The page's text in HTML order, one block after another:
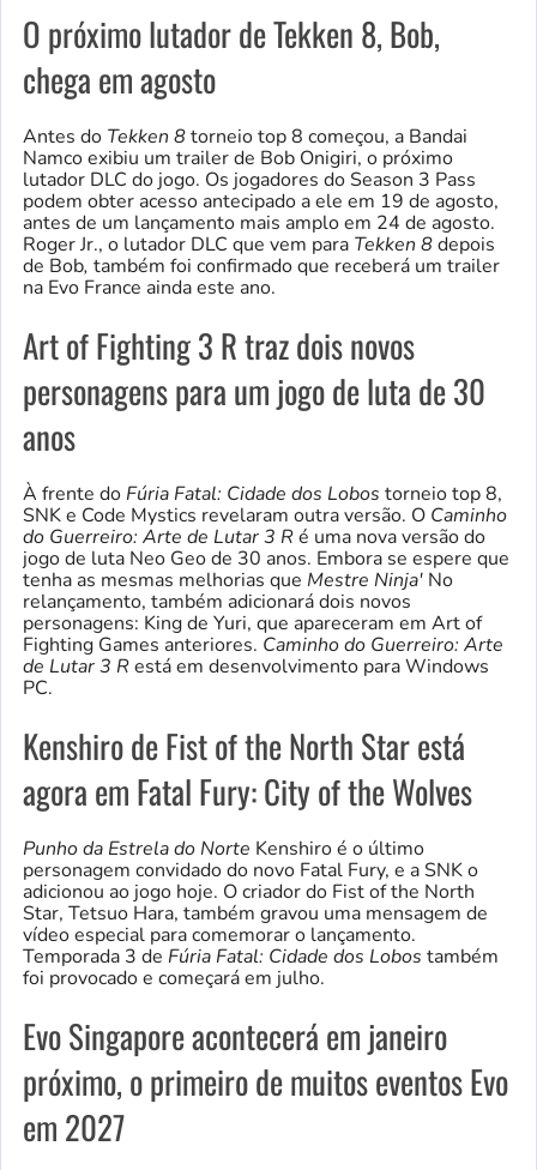
O próximo lutador de Tekken 8, Bob,
chega em agosto
Antes do Tekken 8torneio top 8 começou, a Bandai
Namco exibiu um trailer de Bob Onigiri, o próximo
lutador DLC do jogo. Os jogadores do Season 3 Pass
podem obter acesso antecipado a ele em 19 de agosto,
antes de um lançamento mais amplo em 24 de agosto.
Roger Jr., o lutador DLC que vem para Tekken 8depois
de Bob, também foi confirmado que receberá um trailer
na Evo France ainda este ano.
Art of Fighting 3 R traz dois novos
personagens para um jogo de luta de 30
anos
À frente do Fúria Fatal: Cidade dos Lobos torneio top 8,
SNK e Code Mystics revelaram outra versão. O Caminho
do Guerreiro: Arte de Lutar 3 Ré uma nova versão do
jogo de luta Neo Geo de 30 anos. Embora se espere que
tenha as mesmas melhorias que Mestre Ninja' No
relançamento, também adicionará dois novos
personagens: King de Yuri, que apareceram em Art of
Fighting Games anteriores. Caminho do Guerreiro: Arte
de Lutar 3 Restá em desenvolvimento para Windows
PC.
Kenshiro de Fist of the North Star está
agora em Fatal Fury: City of the Wolves
Punho da Estrela do Norte Kenshiro é o último
personagem convidado do novo Fatal Fury, e a SNK o
adicionou ao jogo hoje. O criador do Fist of the North
Star, Tetsuo Hara, também gravou uma mensagem de
vídeo especial para comemorar o lançamento.
Temporada 3 de Fúria Fatal: Cidade dos Lobos também
foi provocado e começará em julho.
Evo Singapore acontecerá em janeiro
próximo, o primeiro de muitos eventos Evo
em 2027